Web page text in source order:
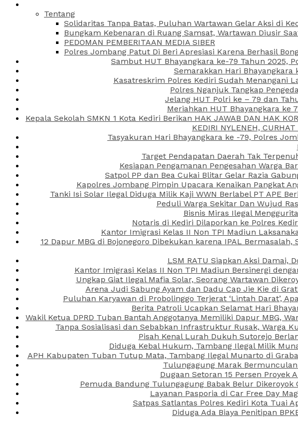
Tentang
Solidaritas Tanpa Batas, Puluhan Wartawan Gelar Aksi di
Bungkam Kebenaran di Ruang Samsat, Wartawan Diusir
PEDOMAN PEMBERITAAN MEDIA SIBER
Polres Jombang Patut Di Beri Apresiasi Karena Berhasil
Sambut HUT Bhayangkara ke-79 Tahun 2025,
Semarakkan Hari Bhayangkara
Kasatreskrim Polres Kediri Sudah Menangani
Polres Nganjuk Tangkap
Jelang HUT Polri ke – 79 dan
Meriahkan HUT Bhayangkara ke
Kepala Sekolah SMKN 1 Kota Kediri Berikan HAK JAWAB DAN HAK
KEDIRI NYLENEH,
Tasyakuran Hari Bhayangkara ke -79, Polres
Target Pendapatan Daerah Tak
Kesiapan Pengamanan Pengesahan Warga
Satpol PP dan Bea Cukai Blitar Gelar Razia
Kapolres Jombang Pimpin Upacara Kenaikan Pangkat
Tanki Isi Solar Ilegal Diduga Milik Kaji WWN Berlabel PT APE
Peduli Warga Sekitar Dan Wujud
Bisnis Miras Ilegal
Notaris di Kediri Dilaporkan ke Polres
Kantor Imigrasi Kelas II Non TPI Madiun
12 Dapur MBG di Bojonegoro Dibekukan karena IPAL
LSM RATU Siapkan Aksi Damai,
Kantor Imigrasi Kelas II Non TPI Madiun Bersinergi
Ungkap Giat Ilegal Mafia Solar, Seorang Wartawan
Arena Judi Sabung Ayam dan Dadu Cap Jie Kie di
Puluhan Karyawan di Probolinggo Terjerat ‘Lintah Darat’,
Berita Patroli Ucapkan Selamat Hari
Wakil Ketua DPRD Tuban Bantah Anggotanya Memiliki Dapur MBG,
Tanpa Sosialisasi dan Sebabkan Infrastruktur Rusak, Warga
Pisah Kenal Lurah Dukuh Sutorejo
Diduga Kebal Hukum, Tambang Ilegal Milik
APH Kabupaten Tuban Tutup Mata, Tambang Ilegal Munarto di
Tulungagung Marak Bermunculan
Dugaan Setoran 15 Persen Proyek
Pemuda Bandung Tulungagung Babak Belur
Layanan Pasporia di Car Free Day
Satpas Satlantas Polres Kediri Kota Tuai
Diduga Ada Biaya Penitipan